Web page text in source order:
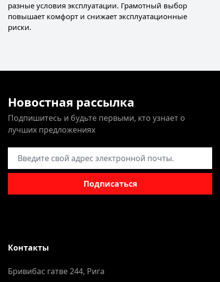
разные условия эксплуатации. Грамотный выбор
повышает комфорт и снижает эксплуатационные
риски.
Новостная рассылка
Подпишитесь и будьте первыми, кто узнает о
лучших предложениях
Адрес электронной почты
Подписаться
Контакты
Бривибас гатве 244, Рига